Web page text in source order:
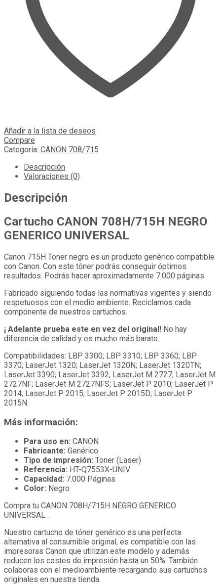
Añadir a la lista de deseos
Compare
Categoría: CANON 708/715
Descripción
Valoraciones (0)
Descripción
Cartucho CANON 708H/715H NEGRO
GENERICO UNIVERSAL
Canon 715H Toner negro es un producto genérico compatible
con Canon. Con este tóner podrás conseguir óptimos
resultados. Podrás hacer aproximadamente 7.000 páginas.
Fabricado siguiendo todas las normativas vigentes y siendo
respetuosos con el medio ambiente. Reciclamos cada
componente de nuestros cartuchos.
¡ Adelante prueba este en vez del original! No hay
diferencia de calidad y es mucho más barato.
Compatibilidades: LBP 3300; LBP 3310; LBP 3360; LBP
3370; LaserJet 1320; LaserJet 1320N; LaserJet 1320TN;
LaserJet 3390; LaserJet 3392; LaserJet M 2727; LaserJet M
2727NF; LaserJet M 2727NFS; LaserJet P 2010; LaserJet P
2014; LaserJet P 2015; LaserJet P 2015D; LaserJet P
2015N.
Más información:
Para uso en: CANON
Fabricante: Genérico
Tipo de impresión: Toner (Laser)
Referencia: HT-Q7553X-UNIV
Capacidad: 7.000 Páginas
Color: Negro
Compra tu CANON 708H/715H NEGRO GENERICO
UNIVERSAL .
Nuestro cartucho de tóner genérico es una perfecta
alternativa al consumible original, es compatible con las
impresoras Canon que utilizan este modelo y además
reducen los costes de impresión hasta un 50%. También
colaboras con el medioambiente recargando sus cartuchos
originales en nuestra tienda.